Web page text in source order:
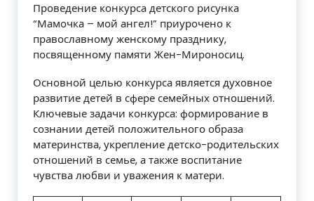
Проведение конкурса детского рисунка
“Мамочка – мой ангел!” приурочено к
православному женскому празднику,
посвященному памяти Жен-Мироносиц.
Основной целью конкурса является духовное
развитие детей в сфере семейных отношений.
Ключевые задачи конкурса: формирование в
сознании детей положительного образа
материнства, укрепление детско-родительских
отношений в семье, а также воспитание
чувства любви и уважения к матери.